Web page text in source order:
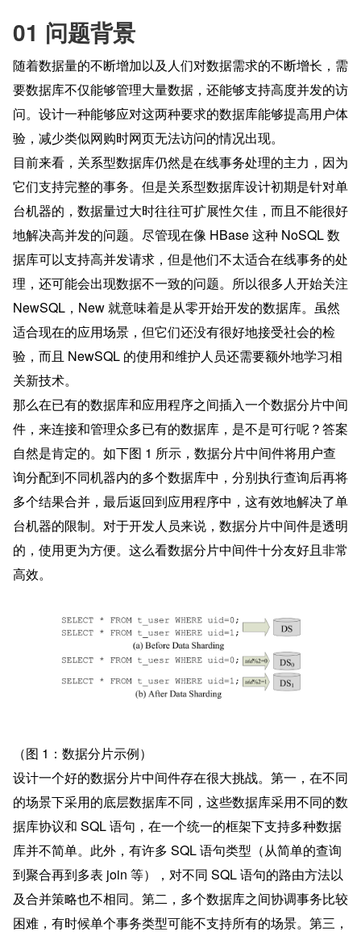
01 问题背景
随着数据量的不断增加以及人们对数据需求的不断增长，需
要数据库不仅能够管理大量数据，还能够支持高度并发的访
问。设计一种能够应对这两种要求的数据库能够提高用户体
验，减少类似网购时网页无法访问的情况出现。
目前来看，关系型数据库仍然是在线事务处理的主力，因为
它们支持完整的事务。但是关系型数据库设计初期是针对单
台机器的，数据量过大时往往可扩展性欠佳，而且不能很好
地解决高并发的问题。尽管现在像 HBase 这种 NoSQL 数
据库可以支持高并发请求，但是他们不太适合在线事务的处
理，还可能会出现数据不一致的问题。所以很多人开始关注
NewSQL，New 就意味着是从零开始开发的数据库。虽然
适合现在的应用场景，但它们还没有很好地接受社会的检
验，而且 NewSQL 的使用和维护人员还需要额外地学习相
关新技术。
那么在已有的数据库和应用程序之间插入一个数据分片中间
件，来连接和管理众多已有的数据库，是不是可行呢？答案
自然是肯定的。如下图 1 所示，数据分片中间件将用户查
询分配到不同机器内的多个数据库中，分别执行查询后再将
多个结果合并，最后返回到应用程序中，这有效地解决了单
台机器的限制。对于开发人员来说，数据分片中间件是透明
的，使用更为方便。这么看数据分片中间件十分友好且非常
高效。
（图 1：数据分片示例）
设计一个好的数据分片中间件存在很大挑战。第一，在不同
的场景下采用的底层数据库不同，这些数据库采用不同的数
据库协议和 SQL 语句，在一个统一的框架下支持多种数据
库并不简单。此外，有许多 SQL 语句类型（从简单的查询
到聚合再到多表 join 等），对不同 SQL 语句的路由方法以
及合并策略也不相同。第二，多个数据库之间协调事务比较
困难，有时候单个事务类型可能不支持所有的场景。第三，